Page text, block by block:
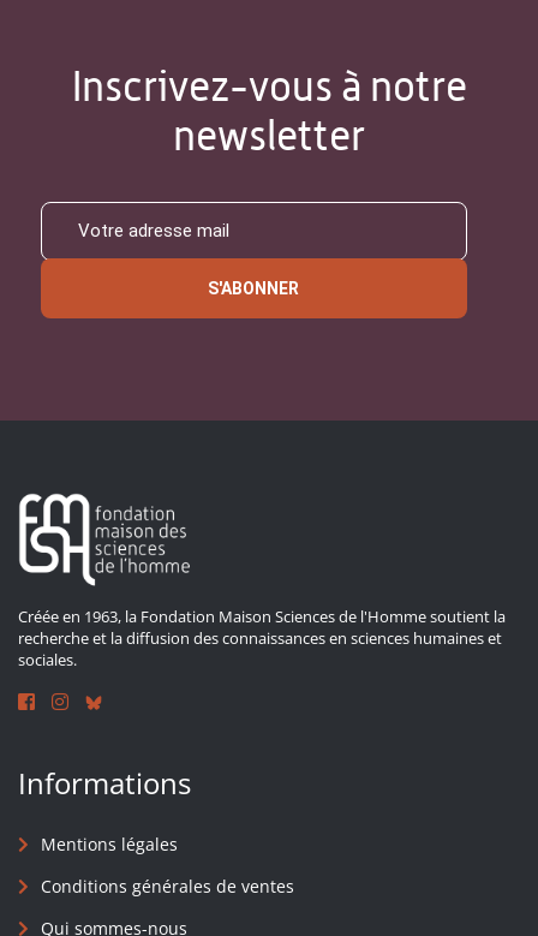
Inscrivez-vous à notre
newsletter
S'ABONNER
Créée en 1963, la Fondation Maison Sciences de l'Homme soutient la
recherche et la diffusion des connaissances en sciences humaines et
sociales.
Informations
Mentions légales
Conditions générales de ventes
Qui sommes-nous